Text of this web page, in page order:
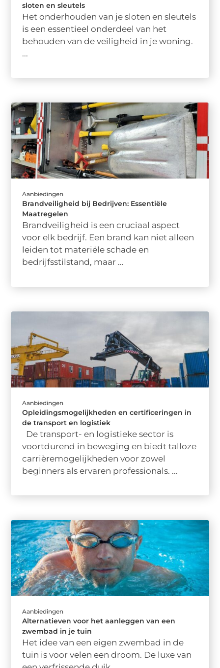
sloten en sleutels
Het onderhouden van je sloten en sleutels
is een essentieel onderdeel van het
behouden van de veiligheid in je woning.
...
Aanbiedingen
Brandveiligheid bij Bedrijven: Essentiële
Maatregelen
Brandveiligheid is een cruciaal aspect
voor elk bedrijf. Een brand kan niet alleen
leiden tot materiële schade en
bedrijfsstilstand, maar ...
Aanbiedingen
Opleidingsmogelijkheden en certificeringen in
de transport en logistiek
De transport- en logistieke sector is
voortdurend in beweging en biedt talloze
carrièremogelijkheden voor zowel
beginners als ervaren professionals. ...
Aanbiedingen
Alternatieven voor het aanleggen van een
zwembad in je tuin
Het idee van een eigen zwembad in de
tuin is voor velen een droom. De luxe van